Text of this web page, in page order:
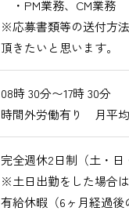
・PM業務、CM業務
※応募書類等の送付方
頂きたいと思います。
08時 30分〜17時 30分
時間外労働有り 月平均
完全週休2日制（土・
※土日出勤をした場合
有給休暇（6ヶ月経過